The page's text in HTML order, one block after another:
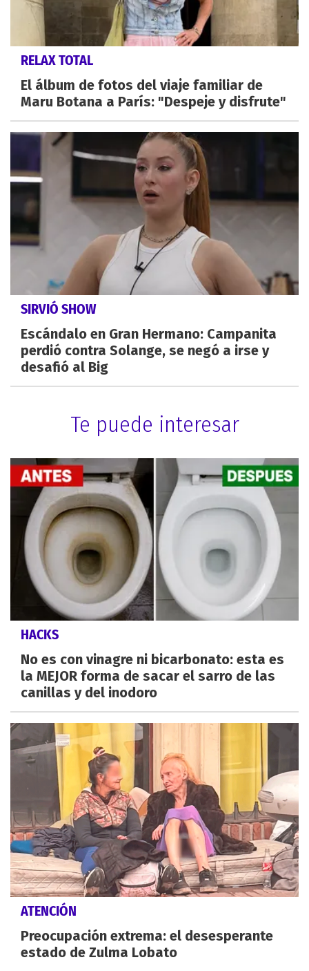
RELAX TOTAL
El álbum de fotos del viaje familiar de
Maru Botana a París: "Despeje y disfrute"
SIRVIÓ SHOW
Escándalo en Gran Hermano: Campanita
perdió contra Solange, se negó a irse y
desafió al Big
Te puede interesar
HACKS
No es con vinagre ni bicarbonato: esta es
la MEJOR forma de sacar el sarro de las
canillas y del inodoro
ATENCIÓN
Preocupación extrema: el desesperante
estado de Zulma Lobato